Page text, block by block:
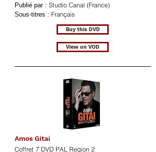
Publié par : Studio Canal (France)
Sous-titres : Français
Buy this DVD
View on VOD
Amos Gitai
Coffret 7 DVD PAL Region 2